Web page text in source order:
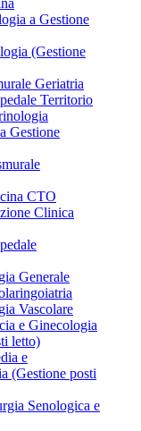
a Gestione
(Gestione
Geriatria
Territorio
Gestione
CTO
Clinica
Generale
Vascolare
e Ginecologia
letto)
e
(Gestione posti
Senologica e